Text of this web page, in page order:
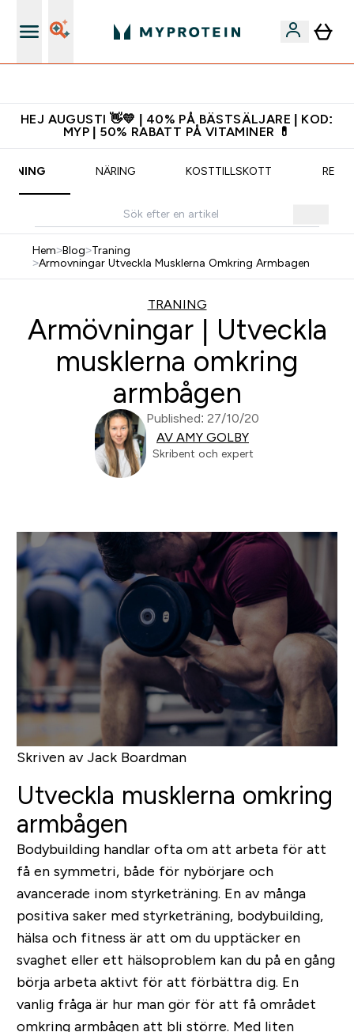
HEJ AUGUSTI 👋💛 | 40% PÅ BÄSTSÄLJARE | KOD:
MYP | 50% RABATT PÅ VITAMINER 💊
NÄRING KOSTTILLSKOTT
Hem>Blog>Traning
>Armovningar Utveckla Musklerna Omkring Armbagen
TRANING
Armövningar | Utveckla
musklerna omkring
armbågen
Published: 27/10/20
AV AMY GOLBY
Skribent och expert
Skriven av Jack Boardman
Utveckla musklerna omkring
armbågen
Bodybuilding handlar ofta om att arbeta för att
få en symmetri, både för nybörjare och
avancerade inom styrketräning. En av många
positiva saker med styrketräning, bodybuilding,
hälsa och fitness är att om du upptäcker en
svaghet eller ett hälsoproblem kan du på en gång
börja arbeta aktivt för att förbättra dig. En
vanlig fråga är hur man gör för att få området
omkring armbågen att bli större. Med liten